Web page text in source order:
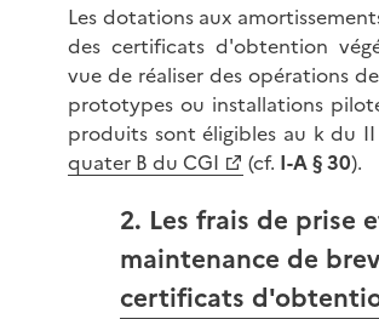
Les dotations aux
des certificats d'obtention
vue de réaliser des opérations
prototypes ou installations
produits sont éligibles au k du
quater B du CGI
(cf. I-A § 30).
2. Les frais de prise
maintenance de
certificats